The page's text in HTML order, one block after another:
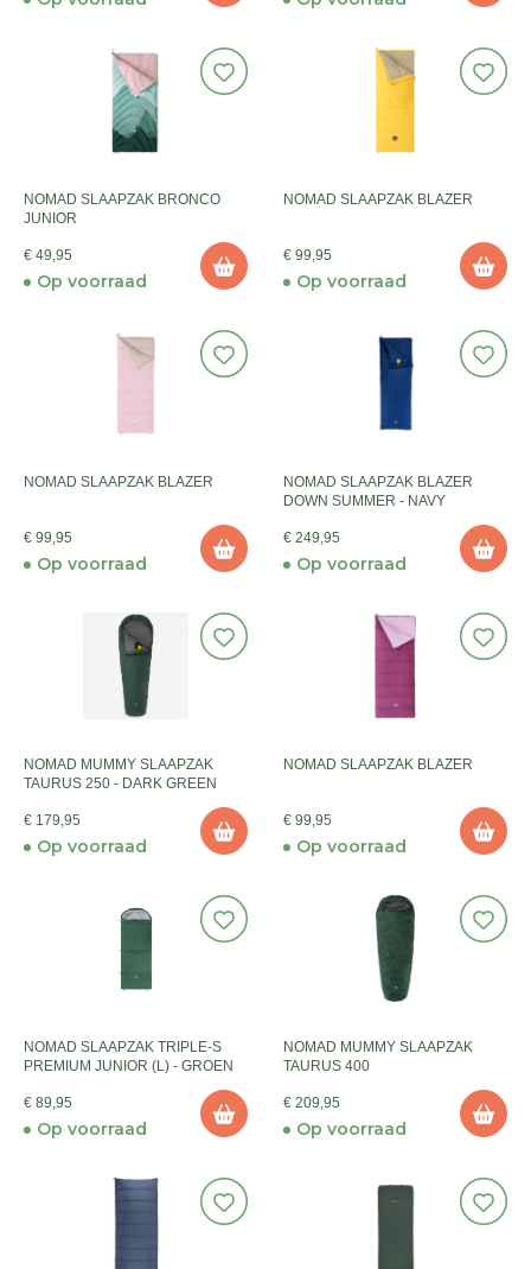
NOMAD SLAAPZAK BRONCO
JUNIOR
€ 49,95
Op voorraad
NOMAD SLAAPZAK BLAZER
€ 99,95
Op voorraad
NOMAD SLAAPZAK BLAZER
€ 99,95
Op voorraad
NOMAD SLAAPZAK BLAZER
DOWN SUMMER - NAVY
€ 249,95
Op voorraad
NOMAD MUMMY SLAAPZAK
TAURUS 250 - DARK GREEN
€ 179,95
Op voorraad
NOMAD SLAAPZAK BLAZER
€ 99,95
Op voorraad
NOMAD SLAAPZAK TRIPLE-S
PREMIUM JUNIOR (L) - GROEN
€ 89,95
Op voorraad
NOMAD MUMMY SLAAPZAK
TAURUS 400
€ 209,95
Op voorraad